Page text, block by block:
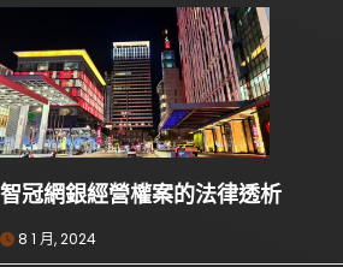
智冠網銀經營權案的法律透析
8 1 月, 2024